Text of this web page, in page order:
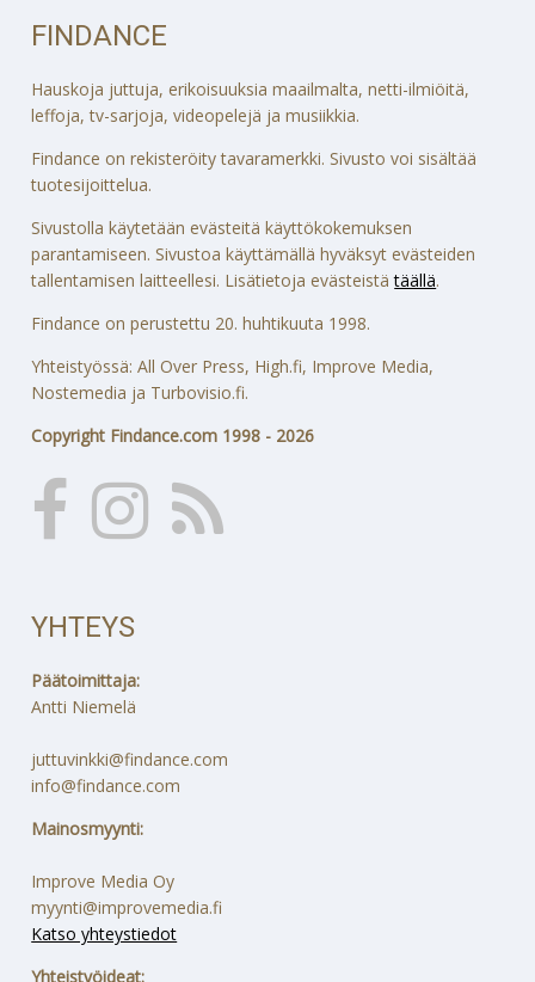
FINDANCE
Hauskoja juttuja, erikoisuuksia maailmalta, netti-ilmiöitä,
leffoja, tv-sarjoja, videopelejä ja musiikkia.
Findance on rekisteröity tavaramerkki. Sivusto voi sisältää
tuotesijoittelua.
Sivustolla käytetään evästeitä käyttökokemuksen
parantamiseen. Sivustoa käyttämällä hyväksyt evästeiden
tallentamisen laitteellesi. Lisätietoja evästeistätäällä.
Findance on perustettu 20. huhtikuuta 1998.
Yhteistyössä: All Over Press, High.fi, Improve Media,
Nostemedia ja Turbovisio.fi.
Copyright Findance.com 1998 - 2026
YHTEYS
Päätoimittaja:
Antti Niemelä
juttuvinkki@findance.com
info@findance.com
Mainosmyynti:
Improve Media Oy
myynti@improvemedia.fi
Katso yhteystiedot
Yhteistyöideat: